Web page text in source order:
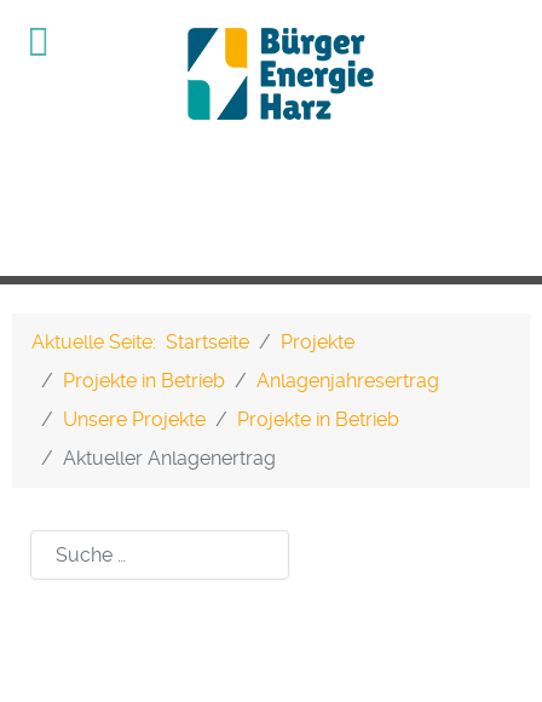
Aktuelle Seite: Startseite
Projekte
Projekte in Betrieb
Anlagenjahresertrag
Unsere Projekte
Projekte in Betrieb
Aktueller Anlagenertrag
Suchen